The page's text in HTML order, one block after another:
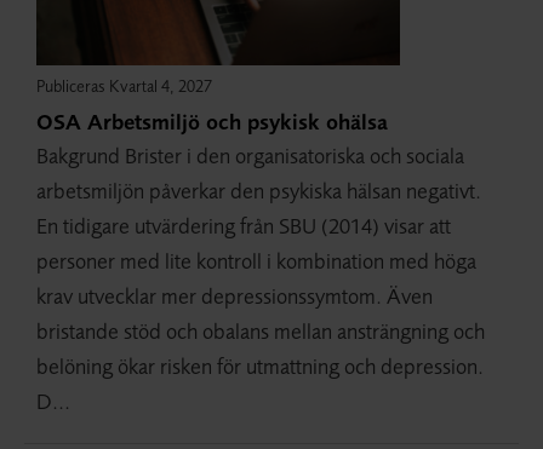
Publiceras Kvartal 4, 2027
OSA Arbetsmiljö och psykisk ohälsa
Bakgrund Brister i den organisatoriska och sociala
arbetsmiljön påverkar den psykiska hälsan negativt.
En tidigare utvärdering från SBU (2014) visar att
personer med lite kontroll i kombination med höga
krav utvecklar mer depressionssymtom. Även
bristande stöd och obalans mellan ansträngning och
belöning ökar risken för utmattning och depression.
D...